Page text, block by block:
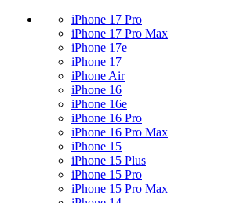
iPhone 17 Pro
iPhone 17 Pro Max
iPhone 17e
iPhone 17
iPhone Air
iPhone 16
iPhone 16e
iPhone 16 Pro
iPhone 16 Pro Max
iPhone 15
iPhone 15 Plus
iPhone 15 Pro
iPhone 15 Pro Max